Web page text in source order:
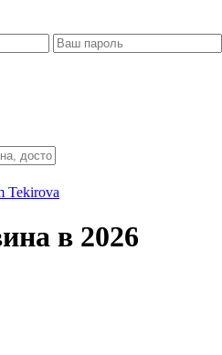
Tekirova
в 2026